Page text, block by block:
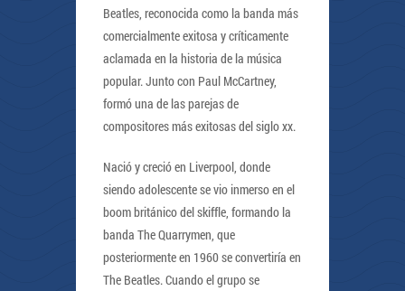
Beatles, reconocida como la banda más
comercialmente exitosa y críticamente
aclamada en la historia de la música
popular. Junto con Paul McCartney,
formó una de las parejas de
compositores más exitosas del siglo xx.
Nació y creció en Liverpool, donde
siendo adolescente se vio inmerso en el
boom británico del skiffle, formando la
banda The Quarrymen, que
posteriormente en 1960 se convertiría en
The Beatles. Cuando el grupo se